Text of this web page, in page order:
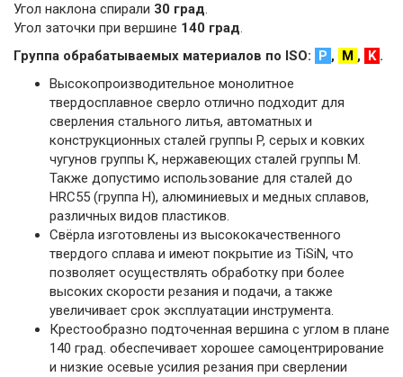
Угол наклона спирали 30 град.
Угол заточки при вершине 140 град.
Группа обрабатываемых материалов по ISO: P , M , K .
Высокопроизводительное монолитное
твердосплавное сверло отлично подходит для
сверления стального литья, автоматных и
конструкционных сталей группы P, серых и ковких
чугунов группы K, нержавеющих сталей группы M.
Также допустимо использование для сталей до
HRC55 (группа H), алюминиевых и медных сплавов,
различных видов пластиков.
Свёрла изготовлены из высококачественного
твердого сплава и имеют покрытие из TiSiN, что
позволяет осуществлять обработку при более
высоких скорости резания и подачи, а также
увеличивает срок эксплуатации инструмента.
Крестообразно подточенная вершина с углом в плане
140 град. обеспечивает хорошее самоцентрирование
и низкие осевые усилия резания при сверлении